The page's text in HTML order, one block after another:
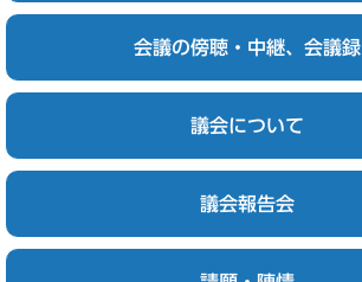
会議の傍聴・中継、会議録
議会について
議会報告会